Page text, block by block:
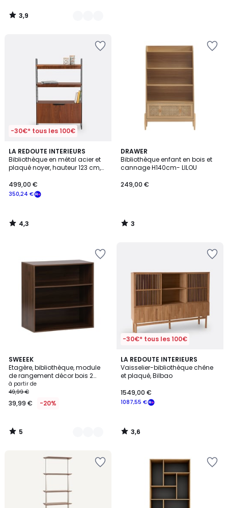
3,9
/
-30€* tous les 100€
LA REDOUTE INTERIEURS
Bibliothèque en métal acier et
plaqué noyer, hauteur 123 cm,
350,24 €
499,00 €
4,3
/ 5
4,3
/
DRAWER
Bibliothèque enfant en bois et
cannage H140cm- LILOU
249,00 €
3
/
5
3
/
SWEEEK
Etagère, bibliothèque, module
de rangement décor bois 2
étagères KOMPO
à partir de
49,99 €
39,99 € -20%
5
/
5
3
Couleurs
5
/
-30€* tous les 100€
LA REDOUTE INTERIEURS
Vaisselier-bibliothèque chêne
et plaqué, Bilbao
1087,55 €
1549,00 €
3,6
/ 5
3,6
/